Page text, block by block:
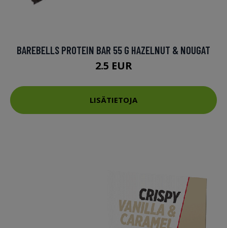
BAREBELLS PROTEIN BAR 55 G HAZELNUT & NOUGAT
2.5 EUR
LISÄTIETOJA